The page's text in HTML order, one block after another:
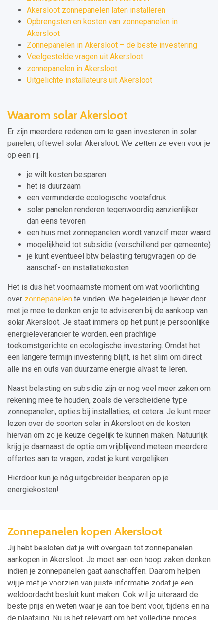
Akersloot zonnepanelen laten installeren
Opbrengsten en kosten van zonnepanelen in
Akersloot
Zonnepanelen in Akersloot – de beste investering
Veelgestelde vragen uit Akersloot
zonnepanelen in Akersloot
Uitgelichte installateurs uit Akersloot
Waarom solar Akersloot
Er zijn meerdere redenen om te gaan investeren in solar
panelen; oftewel solar Akersloot. We zetten ze even voor je
op een rij.
je wilt kosten besparen
het is duurzaam
een verminderde ecologische voetafdruk
solar panelen renderen tegenwoordig aanzienlijker
dan eens tevoren
een huis met zonnepanelen wordt vanzelf meer waard
mogelijkheid tot subsidie (verschillend per gemeente)
je kunt eventueel btw belasting terugvragen op de
aanschaf- en installatiekosten
Het is dus het voornaamste moment om wat voorlichting
over zonnepanelen te vinden. We begeleiden je liever door
met je mee te denken en je te adviseren bij de aankoop van
solar Akersloot. Je staat immers op het punt je persoonlijke
energieleverancier te worden, een prachtige
toekomstgerichte en ecologische investering. Omdat het
een langere termijn investering blijft, is het slim om direct
alle ins en outs van duurzame energie alvast te leren.
Naast belasting en subsidie zijn er nog veel meer zaken om
rekening mee te houden, zoals de verscheidene type
zonnepanelen, opties bij installaties, et cetera. Je kunt meer
lezen over de soorten solar in Akersloot en de kosten
hiervan om zo je keuze degelijk te kunnen maken. Natuurlijk
krijg je daarnaast de optie om vrijblijvend meteen meerdere
offertes aan te vragen, zodat je kunt vergelijken.
Hierdoor kun je nóg uitgebreider besparen op je
energiekosten!
Zonnepanelen kopen Akersloot
Jij hebt besloten dat je wilt overgaan tot zonnepanelen
aankopen in Akersloot. Je moet aan een hoop zaken denken
indien je zonnepanelen gaat aanschaffen. Daarom helpen
wij je met je voorzien van juiste informatie zodat je een
weldoordacht besluit kunt maken. Ook wil je uiteraard de
beste prijs en weten waar je aan toe bent voor, tijdens en na
de plaatsing. Nu is het relevant om het volledige proces